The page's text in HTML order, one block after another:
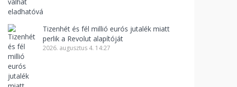
Tizenhét és fél millió eurós jutalék miatt
perlik a Revolut alapítóját
2026. augusztus 4. 14:27